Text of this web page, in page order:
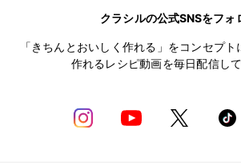
クラシルの公式SNSをフォ
「きちんとおいしく作れる」をコンセプト
作れるレシピ動画を毎日配信して